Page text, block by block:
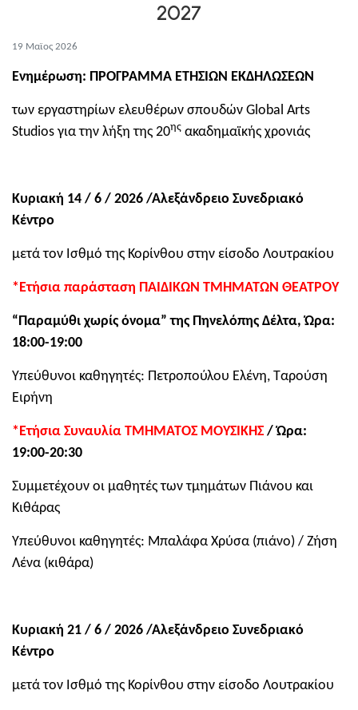
2027
19 Μαϊος 2026
Ενημέρωση: ΠΡΟΓΡΑΜΜΑ ΕΤΗΣΙΩΝ ΕΚΔΗΛΩΣΕΩΝ
των εργαστηρίων ελευθέρων σπουδών Global Arts
Studios για την λήξη της 20ης ακαδημαϊκής χρονιάς
Κυριακή 14 / 6 / 2026 /Αλεξάνδρειο Συνεδριακό
Κέντρο
μετά τον Ισθμό της Κορίνθου στην είσοδο Λουτρακίου
*Ετήσια παράσταση ΠΑΙΔΙΚΩΝ ΤΜΗΜΑΤΩΝ ΘΕΑΤΡΟΥ
“Παραμύθι χωρίς όνομα” της Πηνελόπης Δέλτα, Ώρα:
18:00-19:00
Υπεύθυνοι καθηγητές: Πετροπούλου Ελένη, Ταρούση
Ειρήνη
*Ετήσια Συναυλία ΤΜΗΜΑΤΟΣ ΜΟΥΣΙΚΗΣ/ Ώρα:
19:00-20:30
Συμμετέχουν οι μαθητές των τμημάτων Πιάνου και
Κιθάρας
Υπεύθυνοι καθηγητές: Μπαλάφα Χρύσα (πιάνο) / Ζήση
Λένα (κιθάρα)
Κυριακή 21 / 6 / 2026 /Αλεξάνδρειο Συνεδριακό
Κέντρο
μετά τον Ισθμό της Κορίνθου στην είσοδο Λουτρακίου